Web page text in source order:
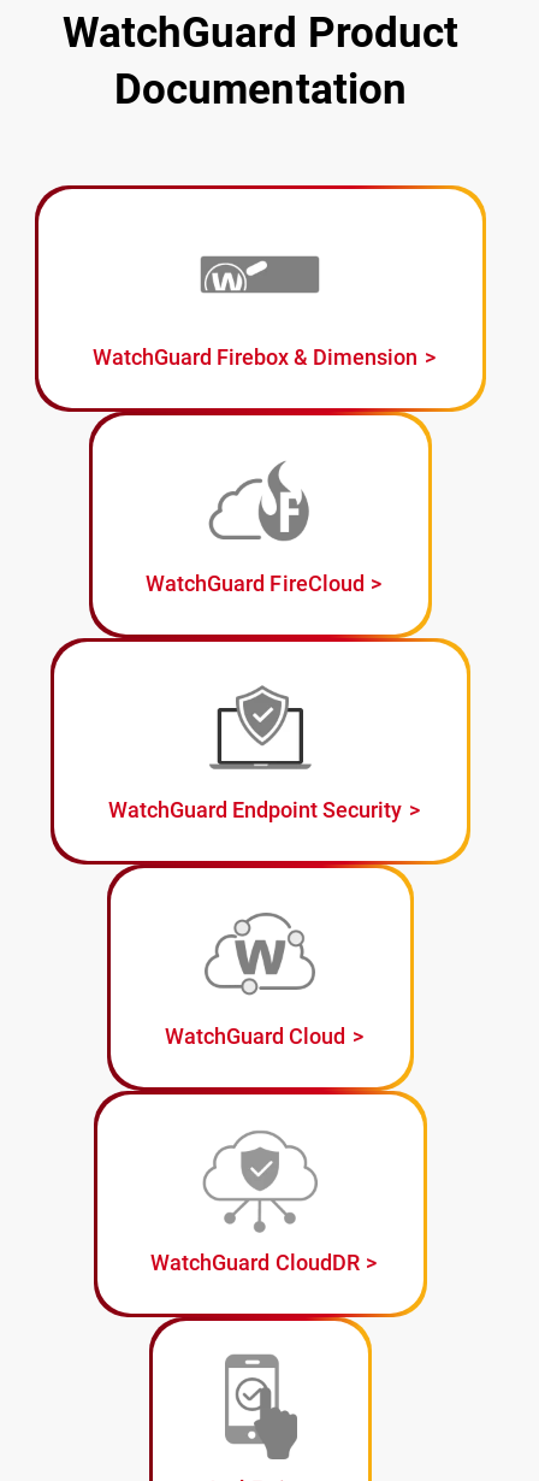
WatchGuard Product
Documentation
WatchGuard Firebox & Dimension
WatchGuard FireCloud
WatchGuard Endpoint Security
WatchGuard Cloud
WatchGuard CloudDR